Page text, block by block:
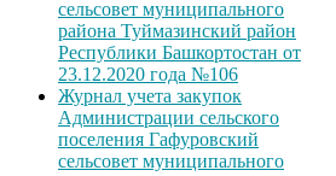
сельсовет муниципального
района Туймазинский район
Республики Башкортостан от
23.12.2020 года №106
Журнал учета закупок
Администрации сельского
поселения Гафуровский
сельсовет муниципального